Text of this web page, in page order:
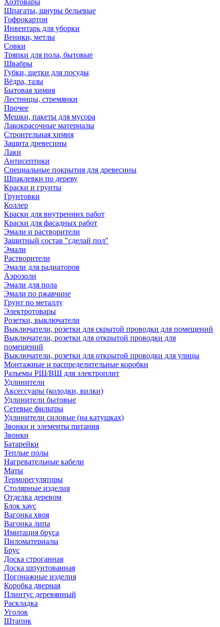
Хозтовары
Шпагаты, шнуры бельевые
Гофрокартон
Инвентарь для уборки
Веники, метлы
Совки
Тряпки для пола, бытовые
Швабры
Губки, щетки для посуды
Вёдра, тазы
Бытовая химия
Лестницы, стремянки
Прочее
Мешки, пакеты для мусора
Лакокрасочные материалы
Строительная химия
Защита древесины
Лаки
Антисептики
Специальные покрытия для древесины
Шпаклевки по дереву
Краски и грунты
Грунтовки
Коллер
Краски для внутренних работ
Краски для фасадных работ
Эмали и растворители
Защитный состав "сделай пол"
Эмали
Растворители
Эмали для радиаторов
Аэрозоли
Эмали для пола
Эмали по ржавчине
Грунт по металлу
Электротовары
Розетки, выключатели
Выключатели, розетки для скрытой проводки для помещений
Выключатели, розетки для открытой проводки для
помещений
Выключатели, розетки для открытой проводки для улицы
Монтажные и распределительные коробки
Разъемы РШ/ВШ для электроплит
Удлинители
Аксессуары (колодки, вилки)
Удлинители бытовые
Сетевые фильтры
Удлинители силовые (на катушках)
Звонки и элементы питания
Звонки
Батарейки
Теплые полы
Нагревательные кабели
Маты
Терморегуляторы
Столярные изделия
Отделка деревом
Блок хаус
Вагонка хвоя
Вагонка липа
Имитация бруса
Пиломатериалы
Брус
Доска строганная
Доска шпунтованная
Погонажные изделия
Коробка дверная
Плинтус деревянный
Раскладка
Уголок
Штапик